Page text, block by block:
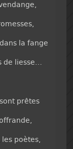
la fange
de liesse…
prêtes
poètes,